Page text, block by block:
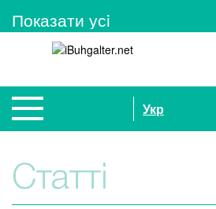
Показати усi
Укр
Статті